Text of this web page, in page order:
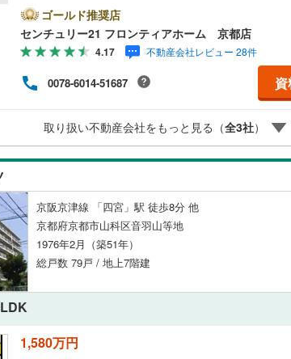
っぷり収納できる押入は、季節物もすっきり片
校まで徒歩約7分（約530m）・安祥寺中学校ま
が選ばれる理由 1.お金の扱い方のプロ、ファ
画をサポート！2.買い替えなどにも対応できる
の銀行と繋がりがあるため、最も低金利にな
引渡し後に必要になったお家のリフォームも
提案！5.定期的にご連絡を繋ぎ、有事の際に
お問合せください！
ゴールド推奨店
センチュリー21 フロンティアホーム 京都店
4.17 不動産会社レビュー 28件
0078-6014-51687
取り扱い不動産会社をもっと見る（全3社）
京阪京津線 「四宮」駅 徒歩8分 他
京都府京都市山科区音羽山等地
1976年2月（築51年）
総戸数 79戸 / 地上7階建
1,580万円